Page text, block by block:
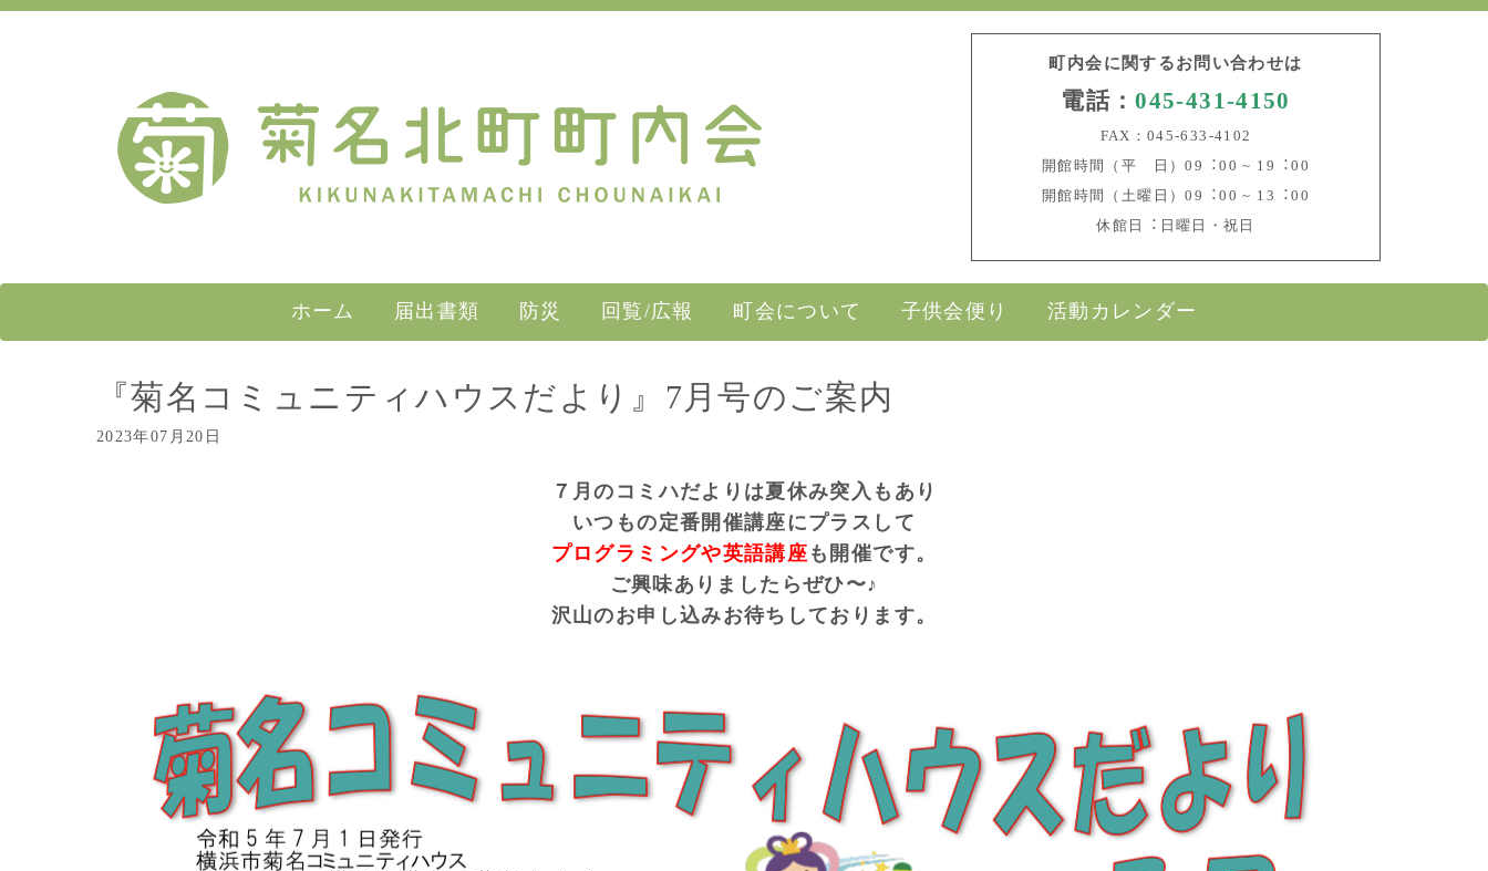
町内会に関するお問い合わせは
電話：045-431-4150
FAX：045-633-4102
開館時間（平 日）09︓00 ~ 19︓00
開館時間（土曜日）09︓00 ~ 13︓00
休館日︓日曜日・祝日
ホーム 届出書類 防災 回覧/広報 町会について 子供会便り 活動カレンダー
『菊名コミュニティハウスだより』7月号のご案内
2023年07月20日
７月のコミハだよりは夏休み突入もあり
いつもの定番開催講座にプラスして
プログラミングや英語講座 も開催です。
ご興味ありましたらぜひ〜♪
沢山のお申し込みお待ちしております。